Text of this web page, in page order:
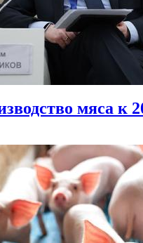
мяса к